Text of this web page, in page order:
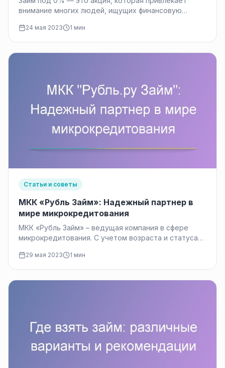
внимание многих людей, ищущих финансовую
24 мая 2023 1 мин
Статьи и советы
МКК «Рубль Займ»: Надежный партнер в
мире микрокредитования
МКК «Рубль Займ» – ведущая компания в сфере
микрокредитования. С учетом возраста и статуса
29 мая 2023 1 мин